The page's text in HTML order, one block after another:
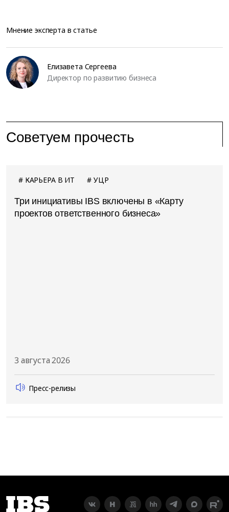
Мнение эксперта в статье
Елизавета Сергеева
Директор по развитию бизнеса
Советуем прочесть
КАРЬЕРА В ИТ УЦР
Три инициативы IBS включены в «Карту
проектов ответственного бизнеса»
3 августа 2026
Пресс-релизы